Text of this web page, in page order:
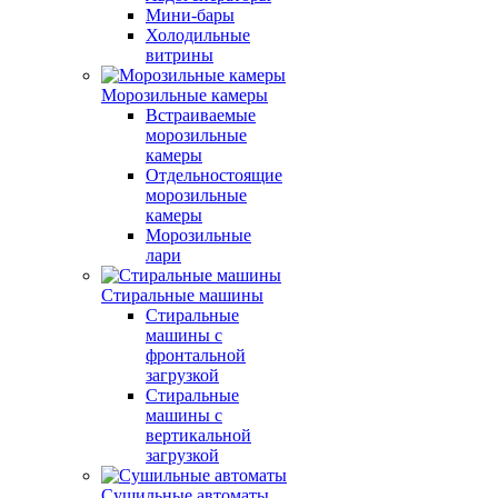
Мини-бары
Холодильные
витрины
Морозильные камеры
Встраиваемые
морозильные
камеры
Отдельностоящие
морозильные
камеры
Морозильные
лари
Стиральные машины
Стиральные
машины с
фронтальной
загрузкой
Стиральные
машины с
вертикальной
загрузкой